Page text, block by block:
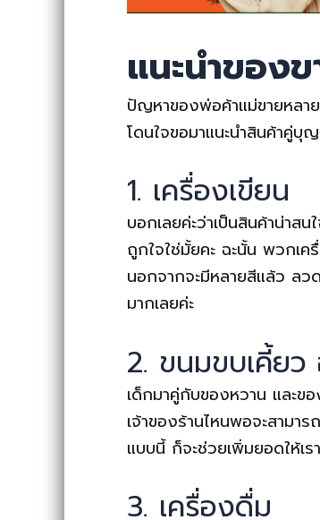
แนะนำของ
ปัญหาของพ่อค้าแม่ขายหลาย
โดนใจขอมาแนะนำสินค้าคู่บุ
1. เครื่องเขียน
บอกเลยค่ะว่าเป็นสินค้าน่าส
ถูกใจใช่มั้ยคะ ฉะนั้น พวกเค
นอกจากจะมีหลายสีแล้ว ลว
มากเลยค่ะ
2. ขนมขบเคี้ยว
เด็กมาคู่กับของหวาน และข
เจ้าของร้านไหนพอจะสาม
แบบนี้ ก็จะช่วยเพิ่มยอดให้เร
3. เครื่องดื่ม